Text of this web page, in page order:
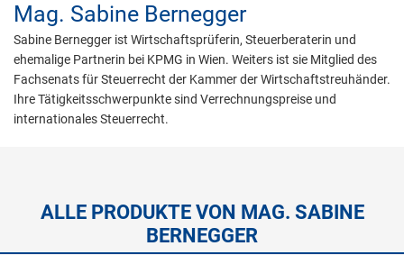
Mag. Sabine Bernegger
Sabine Bernegger ist Wirtschaftsprüferin, Steuerberaterin und
ehemalige Partnerin bei KPMG in Wien. Weiters ist sie Mitglied des
Fachsenats für Steuerrecht der Kammer der Wirtschaftstreuhänder.
Ihre Tätigkeitsschwerpunkte sind Verrechnungspreise und
internationales Steuerrecht.
ALLE PRODUKTE VON MAG. SABINE
BERNEGGER